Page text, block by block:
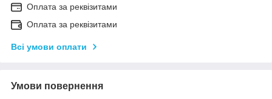
Оплата за реквізитами
Оплата за реквізитами
Всі умови оплати
Умови повернення